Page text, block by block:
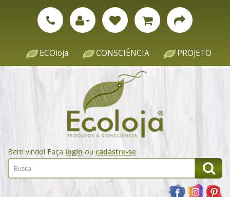
ECOloja CONSCIÊNCIA PROJETO
Bem vindo! Faça login ou cadastre-se